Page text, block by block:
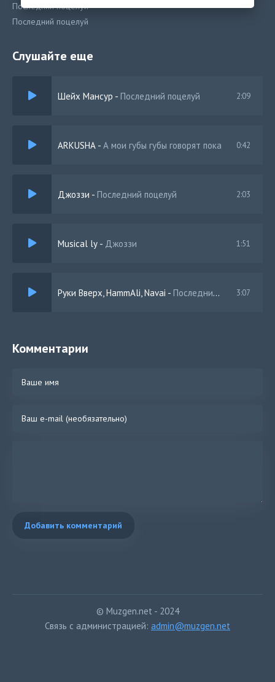
Последний поцелуй
Последний поцелуй
Слушайте еще
Шейх Мансур - Последний поцелуй 2:09
ARKUSHA - А мои губы губы говорят пока 0:42
Джоззи - Последний поцелуй 2:03
Musical ly - Джоззи 1:51
Руки Вверх, HammAli, Navai - Последний поцелуй 3:07
Комментарии
Добавить комментарий
© Muzgen.net - 2024
Связь с администрацией: admin@muzgen.net